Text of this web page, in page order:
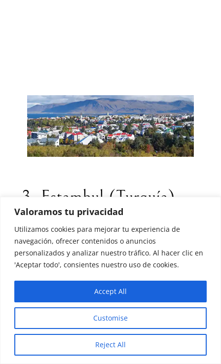
Valoramos tu privacidad
Utilizamos cookies para mejorar tu experiencia de
navegación, ofrecer contenidos o anuncios
personalizados y analizar nuestro tráfico. Al hacer clic en
'Aceptar todo', consientes nuestro uso de cookies.
Customise
Reject All
Accept All
3. Estambul (Turquía) —
Turkish Airlines
Estambulno es solo una escala entre
continentes: es un choque cultural
fascinante entre Europa y Asia. Incluso
una estancia breve permite percibir su
densidad histórica, su ritmo intenso y su
diversidad religiosa y arquitectónica.
Turkish Airlines ofrece unprograma